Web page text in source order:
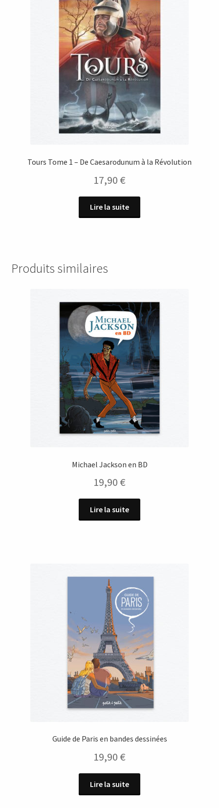
Tours Tome 1 – De Caesarodunum à la Révolution
17,90 €
Lire la suite
Produits similaires
Michael Jackson en BD
19,90 €
Lire la suite
Guide de Paris en bandes dessinées
19,90 €
Lire la suite